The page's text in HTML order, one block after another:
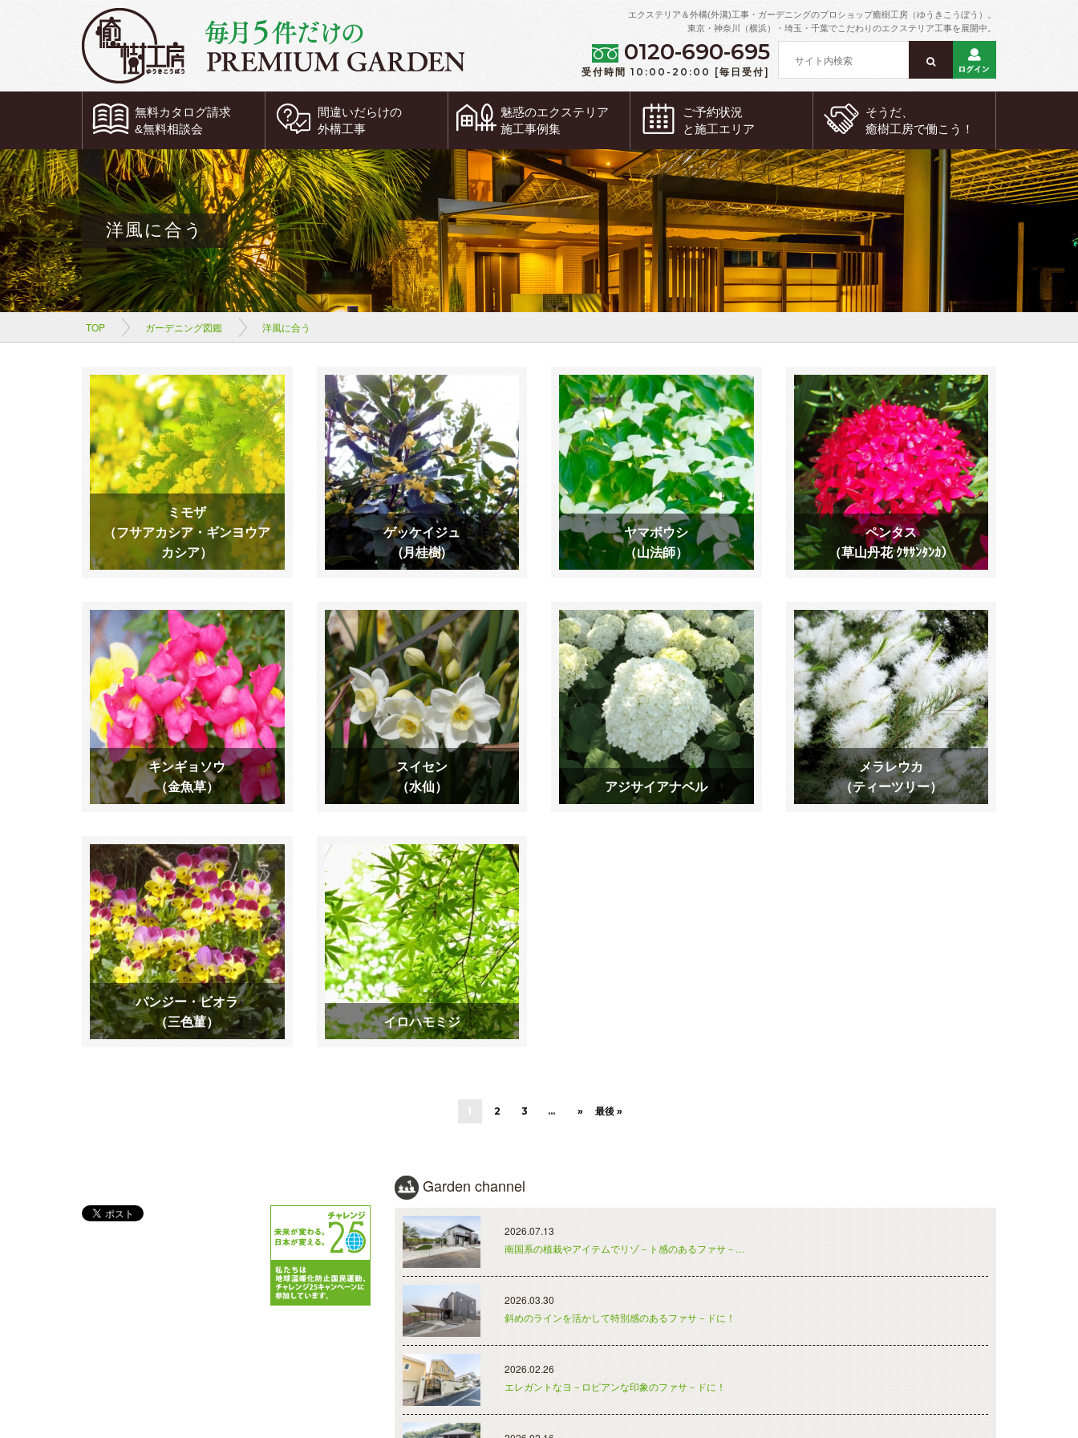
エクステリア＆外構(外溝)工事・ガーデニングのプロショップ癒樹工房（ゆうきこうぼう）。
東京・神奈川（横浜）・埼玉・千葉でこだわりのエクステリア工事を展開中。
0120-690-695
受付時間 10:00-20:00 [毎日受付]
無料カタログ請求
&無料相談会
間違いだらけの
外構工事
魅惑のエクステリア
施工事例集
ご予約状況
と施工エリア
そうだ、
癒樹工房で働こう！
洋風に合う
TOP ガーデニング図鑑 洋風に合う
ミモザ
（フサアカシア・ギンヨウア
カシア）
ゲッケイジュ
(月桂樹)
ヤマボウシ
（山法師）
ペンタス
（草山丹花 ｸｻｻﾝﾀﾝｶ）
キンギョソウ
（金魚草）
スイセン
（水仙）
アジサイアナベル
メラレウカ
（ティーツリー）
パンジー・ビオラ
（三色菫）
イロハモミジ
2 3 ... » 最後 »
Garden channel
2026.07.13
南国系の植栽やアイテムでリゾ－ト感のあるファサ－…
2026.03.30
斜めのラインを活かして特別感のあるファサ－ドに！
2026.02.26
エレガントなヨ－ロピアンな印象のファサ－ドに！